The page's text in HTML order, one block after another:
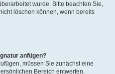
wurde. Bitte beachten Sie,
löschen können, wenn bereits
anfügen?
müssen Sie zunächst eine
Bereich entwerfen.